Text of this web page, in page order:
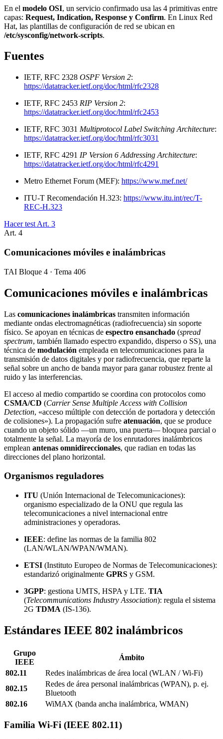
En el modelo OSI, un servicio confirmado usa las 4 primitivas entre
capas: Request, Indication, Response y Confirm. En Linux Red
Hat, las plantillas de configuración de red se ubican en
/etc/sysconfig/network-scripts.
Fuentes
IETF, RFC 2328 OSPF Version 2:
https://datatracker.ietf.org/doc/html/rfc2328
IETF, RFC 2453 RIP Version 2:
https://datatracker.ietf.org/doc/html/rfc2453
IETF, RFC 3031 Multiprotocol Label Switching Architecture:
https://datatracker.ietf.org/doc/html/rfc3031
IETF, RFC 4291 IP Version 6 Addressing Architecture:
https://datatracker.ietf.org/doc/html/rfc4291
Metro Ethernet Forum (MEF): https://www.mef.net/
ITU-T Recomendación H.323: https://www.itu.int/rec/T-
REC-H.323
Hacer test Art. 3
Art. 4
Comunicaciones móviles e inalámbricas
TAI Bloque 4 · Tema 406
Comunicaciones móviles e inalámbricas
Las comunicaciones inalámbricas transmiten información
mediante ondas electromagnéticas (radiofrecuencia) sin soporte
físico. Se apoyan en técnicas de espectro ensanchado (spread
spectrum, también llamado espectro expandido, disperso o SS), una
técnica de modulación empleada en telecomunicaciones para la
transmisión de datos digitales y por radiofrecuencia, que reparte la
señal sobre un ancho de banda mayor para ganar robustez frente al
ruido y las interferencias.
El acceso al medio compartido se coordina con protocolos como
CSMA/CD (Carrier Sense Multiple Access with Collision
Detection, «acceso múltiple con detección de portadora y detección
de colisiones»). La propagación sufre atenuación, que se produce
cuando un objeto sólido —un muro, una puerta— bloquea parcial o
totalmente la señal. La mayoría de los enrutadores inalámbricos
emplean antenas omnidireccionales, que radian en todas las
direcciones del plano horizontal.
Organismos reguladores
ITU (Unión Internacional de Telecomunicaciones):
organismo especializado de la ONU que regula las
telecomunicaciones a nivel internacional entre
administraciones y operadoras.
IEEE: define las normas de la familia 802
(LAN/WLAN/WPAN/WMAN).
ETSI (Instituto Europeo de Normas de Telecomunicaciones):
estandarizó originalmente GPRS y GSM.
3GPP: gestiona UMTS, HSPA y LTE. TIA
(Telecommunications Industry Association): regula el sistema
2G TDMA (IS-136).
Estándares IEEE 802 inalámbricos
Grupo
IEEE
Ámbito
802.11
Redes inalámbricas de área local (WLAN / Wi-Fi)
802.15
Redes de área personal inalámbricas (WPAN), p. ej.
Bluetooth
802.16
WiMAX (banda ancha inalámbrica, WMAN)
Familia Wi-Fi (IEEE 802.11)